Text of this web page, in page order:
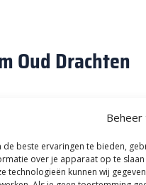
de beste ervaringen te bieden,
over je apparaat op te
technologieën kunnen wij
Oud Drachten
Dan is de Waalformaat
Deze steen uit de
Dit zorgt voor een
kunnen worden verwerkt.
worden verwerkt. Niet
Uitsluitend A-Kwaliteit!